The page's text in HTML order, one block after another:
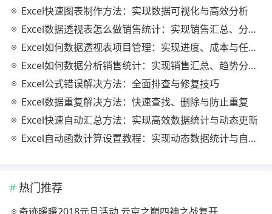
Excel快速图表制作方法：实现数据可视化与高效分析
Excel数据透视表怎么做销售统计：实现销售汇总、分析与动态监控
Excel如何数据透视表项目管理：实现进度、成本与任务的高效分析
Excel如何数据分析销售统计：实现销售汇总、趋势分析与业绩优化
Excel公式错误解决方法：全面排查与修复技巧
Excel数据重复解决方法：快速查找、删除与防止重复
Excel快速自动汇总方法：实现高效数据统计与动态更新
Excel自动函数计算设置教程：实现动态数据统计与自动更新
热门推荐